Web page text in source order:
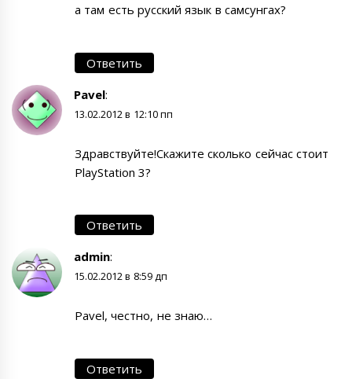
а там есть русский язык в самсунгах?
Ответить
Pavel:
13.02.2012 в 12:10 пп
Здравствуйте!Скажите сколько сейчас стоит
PlayStation 3?
Ответить
admin:
15.02.2012 в 8:59 дп
Pavel, честно, не знаю…
Ответить